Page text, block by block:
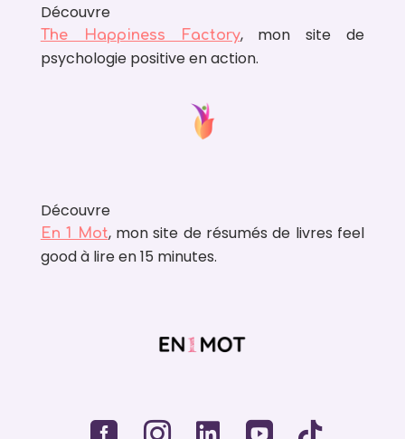
Découvre
The Happiness Factory, mon site de
psychologie positive en action.
Découvre
En 1 Mot, mon site de résumés de livres feel
good à lire en 15 minutes.
    